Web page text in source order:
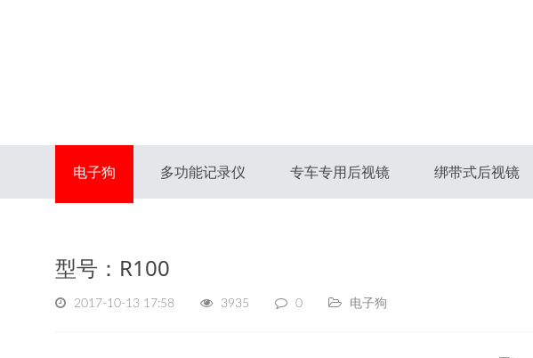
电子狗 多功能记录仪 专车专用后视镜 绑带式后视镜
型号：R100
2017-10-13 17:58 3935 0 电子狗